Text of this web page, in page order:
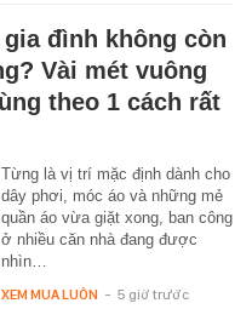
đình không còn
Vài mét vuông
theo 1 cách rất
Từng là vị trí mặc định dành cho
dây phơi, móc áo và những mẻ
quần áo vừa giặt xong, ban công
ở nhiều căn nhà đang được
nhìn…
XEM MUA LUÔN - 5 giờ trước